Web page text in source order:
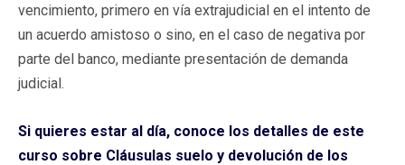
vencimiento, primero en vía extrajudicial en el intento de
un acuerdo amistoso o sino, en el caso de negativa por
parte del banco, mediante presentación de demanda
judicial.
Si quieres estar al día, conoce los detalles de este
curso sobre Cláusulas suelo y devolución de los